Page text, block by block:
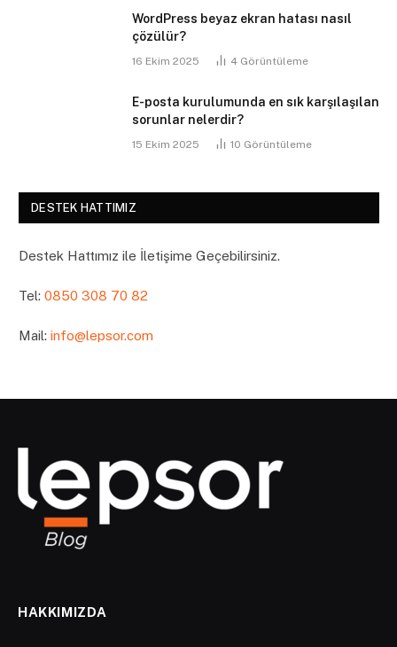
WordPress beyaz ekran hatası nasıl
çözülür?
16 Ekim 2025 4 Görüntüleme
E-posta kurulumunda en sık karşılaşılan
sorunlar nelerdir?
15 Ekim 2025 10 Görüntüleme
DESTEK HATTIMIZ
Destek Hattımız ile İletişime Geçebilirsiniz.
Tel: 0850 308 70 82
Mail: info@lepsor.com
HAKKIMIZDA